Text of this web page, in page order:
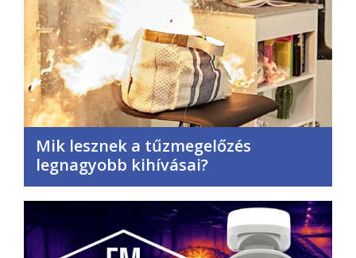
Mik lesznek a tűzmegelőzés
legnagyobb kihívásai?